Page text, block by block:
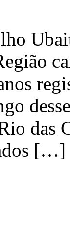
das
[…]